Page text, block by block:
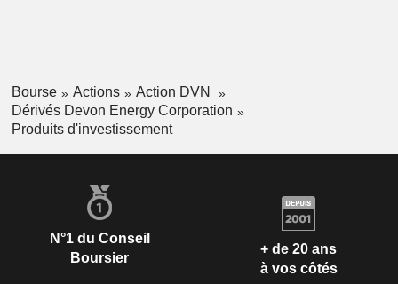
Bourse Actions
Action DVN
Dérivés Devon Energy Corporation
Produits d'investissement
N°1 du Conseil
Boursier
+ de 20 ans
à vos côtés